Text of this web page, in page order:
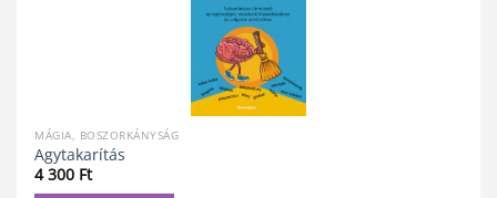
MÁGIA, BOSZORKÁNYSÁG
Agytakarítás
4 300 Ft